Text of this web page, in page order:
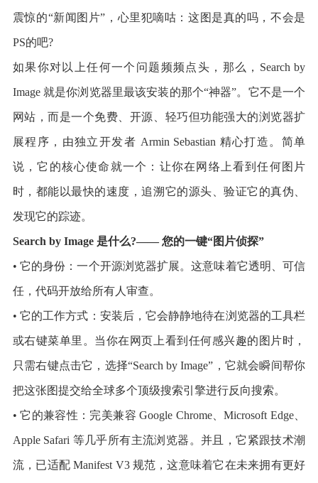
震惊的“新闻图片”，心里犯嘀咕：这图是真的吗，不会是
PS的吧?
如果你对以上任何一个问题频频点头，那么，Search by
Image 就是你浏览器里最该安装的那个“神器”。它不是一个
网站，而是一个免费、开源、轻巧但功能强大的浏览器扩
展程序，由独立开发者 Armin Sebastian 精心打造。简单
说，它的核心使命就一个：让你在网络上看到任何图片
时，都能以最快的速度，追溯它的源头、验证它的真伪、
发现它的踪迹。
Search by Image 是什么?—— 您的一键“图片侦探”
• 它的身份：一个开源浏览器扩展。这意味着它透明、可信
任，代码开放给所有人审查。
• 它的工作方式：安装后，它会静静地待在浏览器的工具栏
或右键菜单里。当你在网页上看到任何感兴趣的图片时，
只需右键点击它，选择“Search by Image”，它就会瞬间帮你
把这张图提交给全球多个顶级搜索引擎进行反向搜索。
• 它的兼容性：完美兼容 Google Chrome、Microsoft Edge、
Apple Safari 等几乎所有主流浏览器。并且，它紧跟技术潮
流，已适配 Manifest V3 规范，这意味着它在未来拥有更好